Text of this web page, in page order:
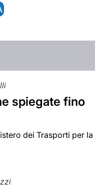
spiegate fino
dei Trasporti per la